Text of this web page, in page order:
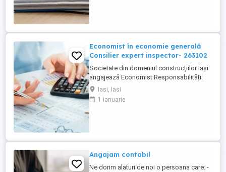
Economist în economie generală
Consilier expert inspector- 263102
Societate din domeniul construcțiilor Iași
angajează Economist Responsabilități:
Înregistrarea și verificarea documentelor
contabile (facturi, bonuri, chitanțe, NIR-uri,
deconturi) Operarea și reconcilierea
Iasi, Iasi
1 ianuarie
Angajam contabil
Ne dorim alaturi de noi o persoana care: -